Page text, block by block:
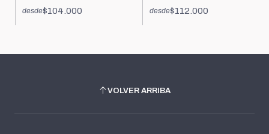
desde$104.000 desde$112.000
VOLVER ARRIBA